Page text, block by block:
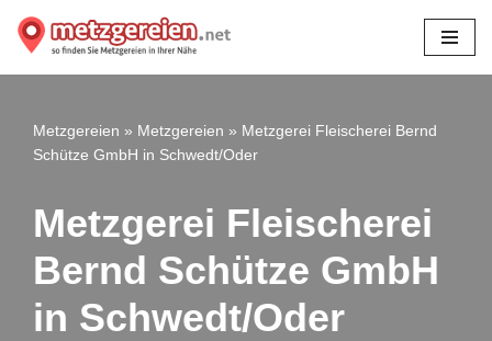
Zum
Metzgereien » Metzgereien » Metzgerei Fleischerei Bernd
Schütze GmbH in Schwedt/Oder
Metzgerei Fleischerei
Bernd Schütze GmbH
in Schwedt/Oder